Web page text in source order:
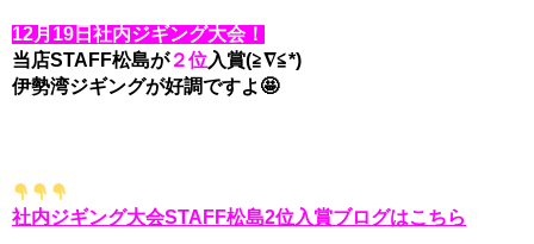
12月19日社内ジギング大会！
当店STAFF松島が２位入賞(≧∇≦*)
伊勢湾ジギングが好調ですよ🤩
社内ジギング大会STAFF松島2位入賞ブログはこちら